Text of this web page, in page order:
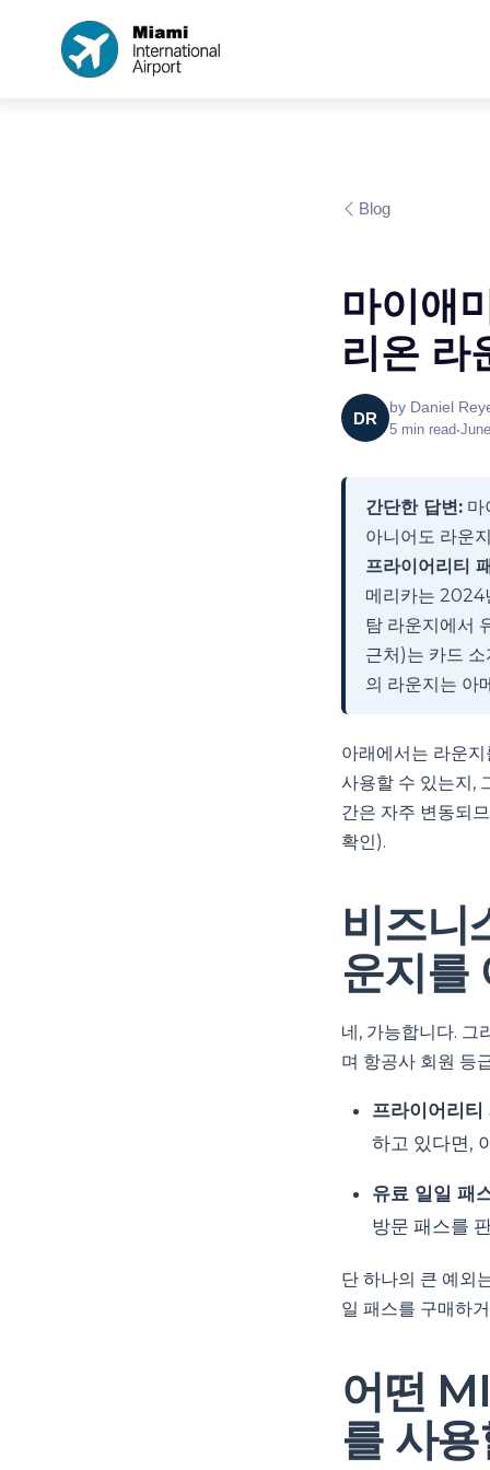
Blog
마이애
리온 라
DR
by Daniel
5 min read•
간단한 답변: 마
아니어도 라운
프라이어리티
메리카는 2024
탐 라운지에서
근처)는 카드
의 라운지는 아
아래에서는 라운
사용할 수 있는지,
간은 자주 변동되
확인).
비즈니
운지를
네, 가능합니다. 그
며 항공사 회원 등
프라이어리티
하고 있다면,
유료 일일 패
방문 패스를
단 하나의 큰 예외
일 패스를 구매하
어떤
를 사